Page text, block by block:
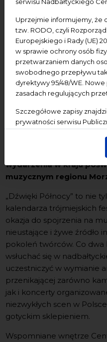
Uprzejmie informujemy, że
tzw. RODO, czyli
Europejskiego i Rady (UE)
w sprawie ochrony osób
przetwarzaniem danych
swobodnego przepływu
dyrektywy 95/48/WE.
zasadach regulujących
Szczegółowe zapisy
prywatności serwisu
Kultury w Gdańsku.
dane są przetwarzane w
starannością i zgodnie z
Bilet dotyczy wyłącznie
Kowalski) tłumaczonego
(PJM).
PRZEDPRZEWODNIK
RELACJA ZDJĘCIOWA
Zapraszamy na 38.
Północy” – jednej z
imprez folkowych w
wydarzenia w kraju
muzycznym regionu
„Dźwięki Północy” to nie
kalendarza trójmiejskich
okazja do spojrzenia na
nieustające i żywe źródło
pokoleń twórców. Co dwa
wsłuchać się w
uczestniczyć w wymianie
przenikającej zarówno
jak i koncerty
niezwykłych scen w
gotyckim sklepieniem.
Wspomniane wnętrze